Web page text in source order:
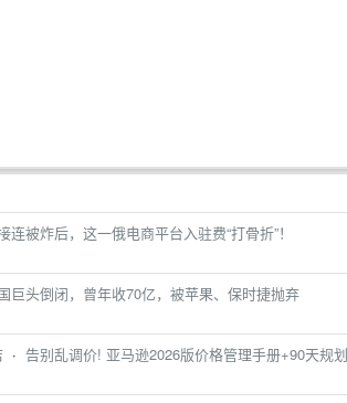
连被炸后，这一俄电商平台入驻费“打骨折”！
巨头倒闭，曾年收70亿，被苹果、保时捷抛弃
· 告别乱调价! 亚马逊2026版价格管理手册+90天规